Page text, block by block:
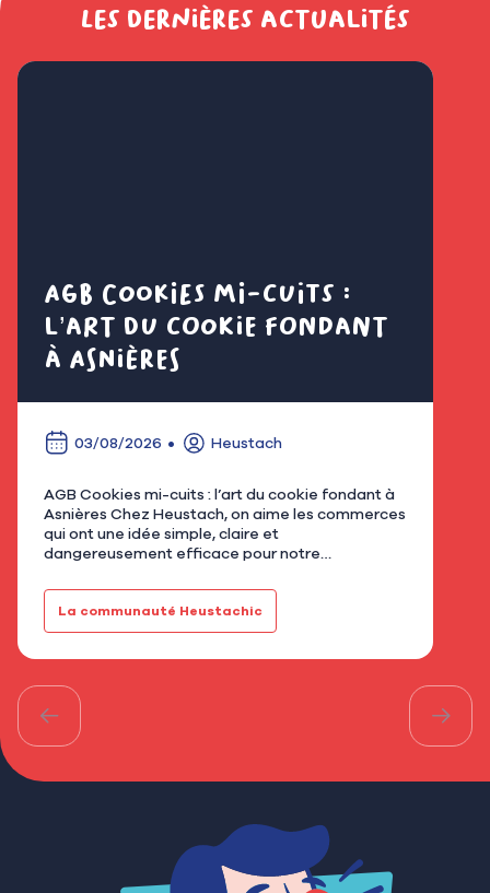
Les dernières actualités
AGB Cookies mi-cuits :
l’art du cookie fondant
à Asnières
03/08/2026 Heustach
AGB Cookies mi-cuits : l’art du cookie fondant à
Asnières Chez Heustach, on aime les commerces
qui ont une idée simple, claire et
dangereusement efficace pour notre
installé au 21 rue de Bretagne à As…
La communauté Heustachic